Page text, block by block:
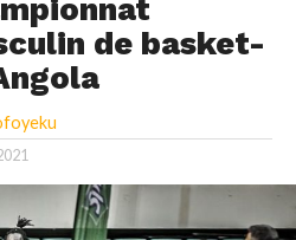
de basket-